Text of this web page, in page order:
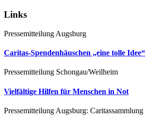
Links
Pressemitteilung Augsburg
Caritas-Spendenhäuschen „eine tolle Idee“
Pressemitteilung Schongau/Weilheim
Vielfältige Hilfen für Menschen in Not
Pressemitteilung Augsburg: Caritassammlung